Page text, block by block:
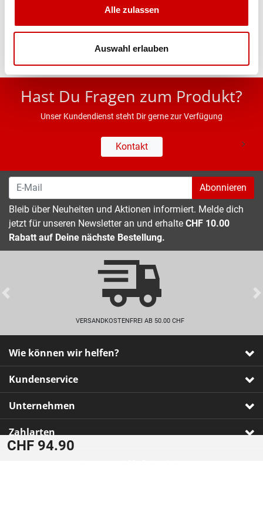
Alle zulassen
Auswahl erlauben
CHF 94.90
* UVP des Herstellers; Alle Preisangaben inkl. MwSt.
Hast Du Fragen zum Produkt?
Unser Kundendienst steht Dir gerne zur Verfügung
Kontakt
Abonnieren
Bleib über Neuheiten und Aktionen informiert. Melde dich
jetzt für unseren Newsletter an und erhalte CHF 10.00
Rabatt auf Deine nächste Bestellung.
VERSANDKOSTENFREI AB 50.00 CHF
Previous
Wie können wir helfen?
Kundenservice
Unternehmen
Zahlarten